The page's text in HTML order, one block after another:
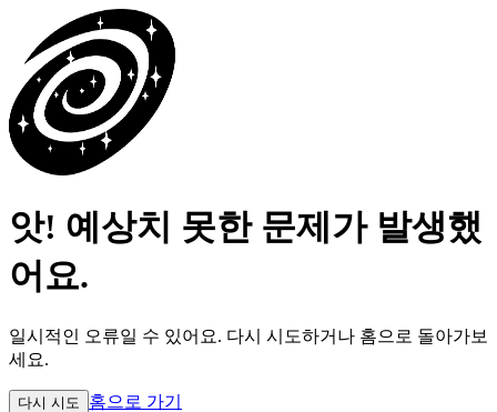
앗! 예상치 못한 문제가 발생했
어요.
일시적인 오류일 수 있어요. 다시 시도하거나 홈으로 돌아가보
세요.
다시 시도 홈으로 가기